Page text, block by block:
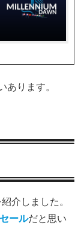
あります。
介しました。
ールだと思い